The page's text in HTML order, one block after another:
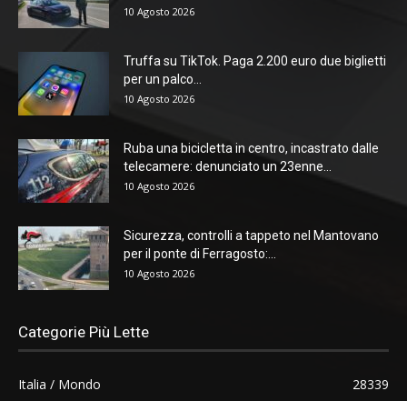
10 Agosto 2026
Truffa su TikTok. Paga 2.200 euro due biglietti
per un palco...
10 Agosto 2026
Ruba una bicicletta in centro, incastrato dalle
telecamere: denunciato un 23enne...
10 Agosto 2026
Sicurezza, controlli a tappeto nel Mantovano
per il ponte di Ferragosto:...
10 Agosto 2026
Categorie Più Lette
Italia / Mondo
28339